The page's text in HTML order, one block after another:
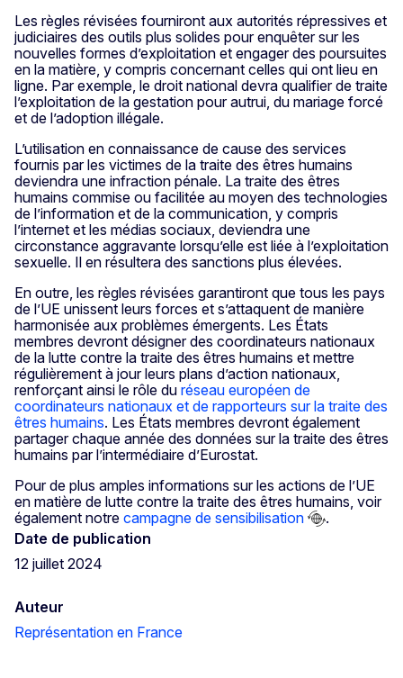
Les règles révisées fourniront aux autorités répressives et
judiciaires des outils plus solides pour enquêter sur les
nouvelles formes d’exploitation et engager des poursuites
en la matière, y compris concernant celles qui ont lieu en
ligne. Par exemple, le droit national devra qualifier de traite
l’exploitation de la gestation pour autrui, du mariage forcé
et de l’adoption illégale.
L’utilisation en connaissance de cause des services
fournis par les victimes de la traite des êtres humains
deviendra une infraction pénale. La traite des êtres
humains commise ou facilitée au moyen des technologies
de l’information et de la communication, y compris
l’internet et les médias sociaux, deviendra une
circonstance aggravante lorsqu’elle est liée à l’exploitation
sexuelle. Il en résultera des sanctions plus élevées.
En outre, les règles révisées garantiront que tous les pays
de l’UE unissent leurs forces et s’attaquent de manière
harmonisée aux problèmes émergents. Les États
membres devront désigner des coordinateurs nationaux
de la lutte contre la traite des êtres humains et mettre
régulièrement à jour leurs plans d’action nationaux,
renforçant ainsi le rôle du réseau européen de
coordinateurs nationaux et de rapporteurs sur la traite des
êtres humains. Les États membres devront également
partager chaque année des données sur la traite des êtres
humains par l’intermédiaire d’Eurostat.
Pour de plus amples informations sur les actions de l’UE
en matière de lutte contre la traite des êtres humains, voir
également notre campagne de sensibilisation
.
Date de publication
12 juillet 2024
Auteur
Représentation en France